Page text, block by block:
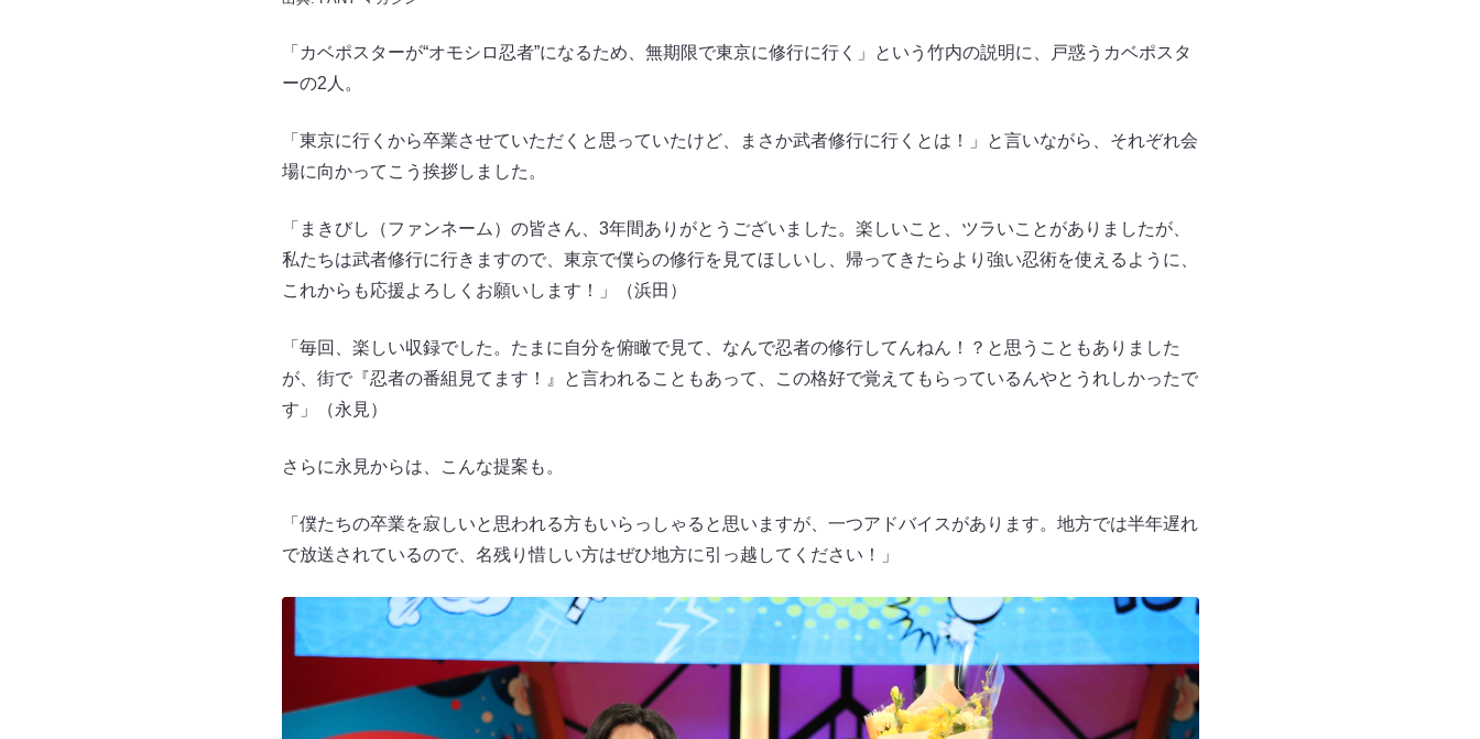
「カベポスターが“オモシロ忍者”になるため、無期限で東京に修行に行く」という竹内の説明に、戸惑うカベポスタ
ーの2人。
「東京に行くから卒業させていただくと思っていたけど、まさか武者修行に行くとは！」と言いながら、それぞれ会
場に向かってこう挨拶しました。
「まきびし（ファンネーム）の皆さん、3年間ありがとうございました。楽しいこと、ツラいことがありましたが、
私たちは武者修行に行きますので、東京で僕らの修行を見てほしいし、帰ってきたらより強い忍術を使えるように、
これからも応援よろしくお願いします！」（浜田）
「毎回、楽しい収録でした。たまに自分を俯瞰で見て、なんで忍者の修行してんねん！？と思うこともありました
が、街で『忍者の番組見てます！』と言われることもあって、この格好で覚えてもらっているんやとうれしかったで
す」（永見）
さらに永見からは、こんな提案も。
「僕たちの卒業を寂しいと思われる方もいらっしゃると思いますが、一つアドバイスがあります。地方では半年遅れ
で放送されているので、名残り惜しい方はぜひ地方に引っ越してください！」